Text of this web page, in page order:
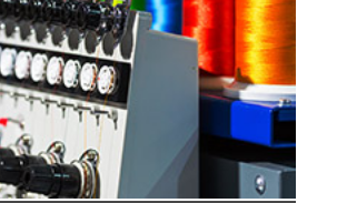
текстиль.
автоматизации и цифровых
эффективность
ресурсов.